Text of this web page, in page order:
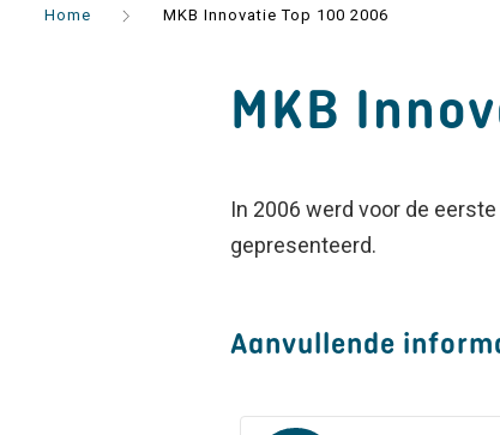
Home MKB Innovatie Top 100 2006
MKB
In 2006 werd voor de
gepresenteerd.
Aanvullende